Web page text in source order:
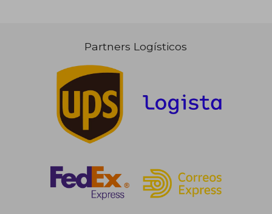
Partners Logísticos